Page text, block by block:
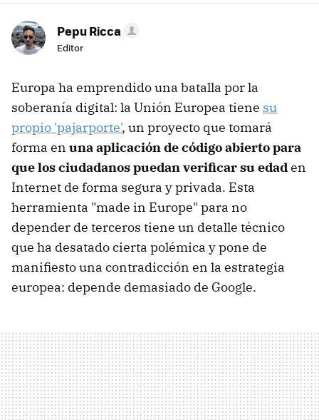
Pepu Ricca
Editor
Europa ha emprendido una batalla por la
soberanía digital: la Unión Europea tiene su
propio 'pajarporte', un proyecto que tomará
forma en una aplicación de código abierto para
que los ciudadanos puedan verificar su edaden
Internet de forma segura y privada. Esta
herramienta "made in Europe" para no
depender de terceros tiene un detalle técnico
que ha desatado cierta polémica y pone de
manifiesto una contradicción en la estrategia
europea: depende demasiado de Google.